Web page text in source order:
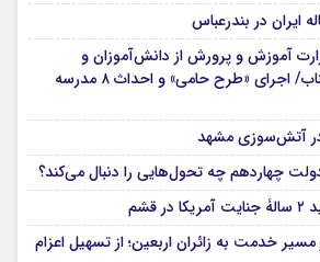
ایران در بندرعباس
آموزش و پرورش از دانش‌آموزان و
خانواده‌های شهدای میناب/ اجرای «طرح حامی» و احداث ۸ مدرسه
چهاردهم چه تحول‌هایی را دنبال می‌کند؟
خدمت به زائران اربعین؛ از تسهیل اعزام